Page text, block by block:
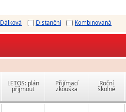
Dálková Distanční Kombinovaná
LETOS: plán
přijmout
Přijímací
zkouška
Roční
školné